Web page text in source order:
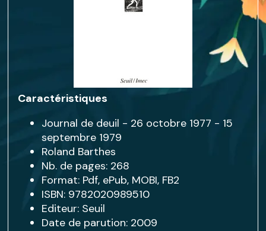
Caractéristiques
Journal de deuil - 26 octobre 1977 - 15
septembre 1979
Roland Barthes
Nb. de pages: 268
Format: Pdf, ePub, MOBI, FB2
ISBN: 9782020989510
Editeur: Seuil
Date de parution: 2009